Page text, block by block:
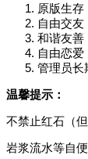
原版生存
自由交友
和谐友善
自由恋爱
管理员长
温馨提示：
不禁止红石（
岩浆流水等自